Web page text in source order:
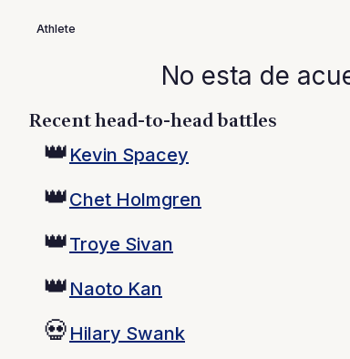
Athlete
No esta de
Recent head-to-head battles
👑 Kevin Spacey
👑Chet Holmgren
👑Troye Sivan
👑 Naoto Kan
💀 Hilary Swank